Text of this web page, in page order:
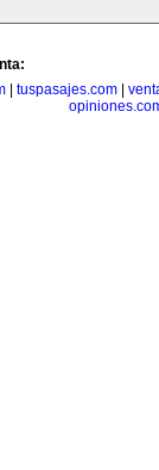
tuspasajes.com